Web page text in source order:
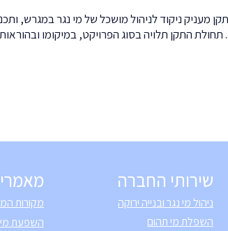
בנייה ירוקה ת"י 5281, פרק המים שבתקן מעניק ניקוד לניהול מושכל של מי נגר במגרש,
התקן תלויה בסוג הפרויקט, במיקומו
מקורות
השפעת מי
שירותי החברה
ניהול מי נגר ובנייה ירוקה
השפלת מי תהום